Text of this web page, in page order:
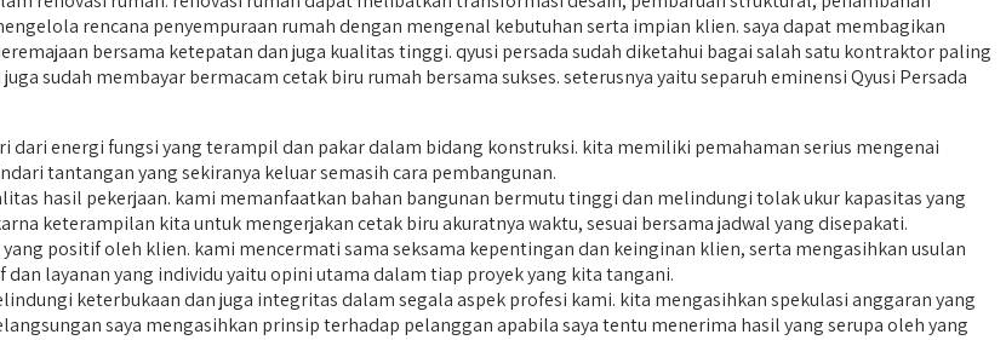
rencana penyempuraan rumah dengan mengenal kebutuhan serta impian klien. saya dapat membagikan
bersama ketepatan dan juga kualitas tinggi. qyusi persada sudah diketahui bagai salah satu kontraktor paling
sudah membayar bermacam cetak biru rumah bersama sukses. seterusnya yaitu separuh eminensi Qyusi Persada
dari energi fungsi yang terampil dan pakar dalam bidang konstruksi. kita memiliki pemahaman serius mengenai
tantangan yang sekiranya keluar semasih cara pembangunan.
hasil pekerjaan. kami memanfaatkan bahan bangunan bermutu tinggi dan melindungi tolak ukur kapasitas yang
keterampilan kita untuk mengerjakan cetak biru akuratnya waktu, sesuai bersama jadwal yang disepakati.
positif oleh klien. kami mencermati sama seksama kepentingan dan keinginan klien, serta mengasihkan usulan
layanan yang individu yaitu opini utama dalam tiap proyek yang kita tangani.
keterbukaan dan juga integritas dalam segala aspek profesi kami. kita mengasihkan spekulasi anggaran yang
saya mengasihkan prinsip terhadap pelanggan apabila saya tentu menerima hasil yang serupa oleh yang